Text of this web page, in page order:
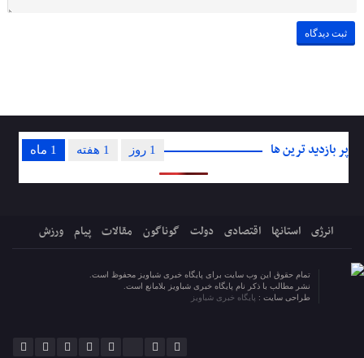
پر بازدید ترین ها 1 ماه 1 هفته 1 روز
انرژی استانها اقتصادی دولت گوناگون مقالات پیام ورزش
تمام حقوق این وب سایت برای پایگاه خبری شباویز محفوظ است.
نشر مطالب با ذکر نام پایگاه خبری شباویز بلامانع است.
طراحی سایت : پایگاه خبری شباویز